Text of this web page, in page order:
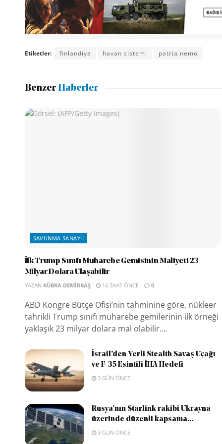
Etiketler: finlandiya havan sistemi patria nemo
BenzerHaberler
SAVUNMA SANAYII
İlk Trump Sınıfı Muharebe Gemisinin Maliyeti 23
Milyar Dolara Ulaşabilir
YAZAN KÜBRA DEMIRBAŞ 16 SAAT ÖNCE 0
ABD Kongre Bütçe Ofisi’nin tahminine göre, nükleer
tahrikli Trump sınıfı muharebe gemilerinin ilk örneği
yaklaşık 23 milyar dolara mal olabilir....
İsrail’den Yerli Stealth Savaş Uçağı
ve F-35 Esintili İHA Hedefi
3 GÜN ÖNCE
Rusya’nın Starlink rakibi Ukrayna
üzerinde düzenli kapsama...
3 GÜN ÖNCE